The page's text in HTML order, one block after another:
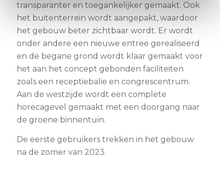
transparanter en toegankelijker gemaakt. Ook
het buitenterrein wordt aangepakt, waardoor
het gebouw beter zichtbaar wordt. Er wordt
onder andere een nieuwe entree gerealiseerd
en de begane grond wordt klaar gemaakt voor
het aan het concept gebonden faciliteiten
zoals een receptiebalie en congrescentrum.
Aan de westzijde wordt een complete
horecagevel gemaakt met een doorgang naar
de groene binnentuin.
De eerste gebruikers trekken in het gebouw
na de zomer van 2023.